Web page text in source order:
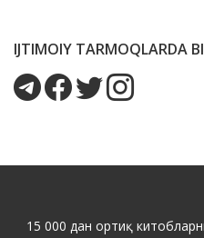
IJTIMOIY TARMOQLARDA
15 000 дан ортиқ